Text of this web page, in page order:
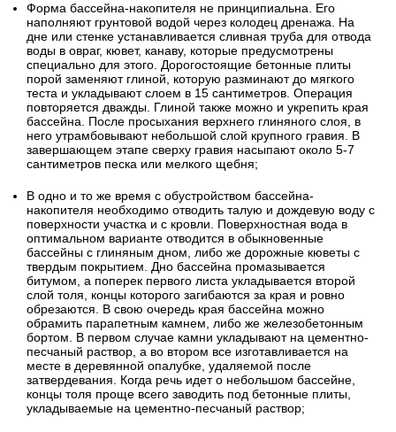
Форма бассейна-накопителя не принципиальна. Его
наполняют грунтовой водой через колодец дренажа. На
дне или стенке устанавливается сливная труба для отвода
воды в овраг, кювет, канаву, которые предусмотрены
специально для этого. Дорогостоящие бетонные плиты
порой заменяют глиной, которую разминают до мягкого
теста и укладывают слоем в 15 сантиметров. Операция
повторяется дважды. Глиной также можно и укрепить края
бассейна. После просыхания верхнего глиняного слоя, в
него утрамбовывают небольшой слой крупного гравия. В
завершающем этапе сверху гравия насыпают около 5-7
сантиметров песка или мелкого щебня;
В одно и то же время с обустройством бассейна-
накопителя необходимо отводить талую и дождевую воду с
поверхности участка и с кровли. Поверхностная вода в
оптимальном варианте отводится в обыкновенные
бассейны с глиняным дном, либо же дорожные кюветы с
твердым покрытием. Дно бассейна промазывается
битумом, а поперек первого листа укладывается второй
слой толя, концы которого загибаются за края и ровно
обрезаются. В свою очередь края бассейна можно
обрамить парапетным камнем, либо же железобетонным
бортом. В первом случае камни укладывают на цементно-
песчаный раствор, а во втором все изготавливается на
месте в деревянной опалубке, удаляемой после
затвердевания. Когда речь идет о небольшом бассейне,
концы толя проще всего заводить под бетонные плиты,
укладываемые на цементно-песчаный раствор;